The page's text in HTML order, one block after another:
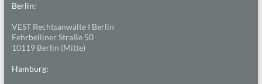
Berlin:
VEST Rechtsanwälte I Berlin
Fehrbelliner Straße 50
10119 Berlin (Mitte)
Hamburg: